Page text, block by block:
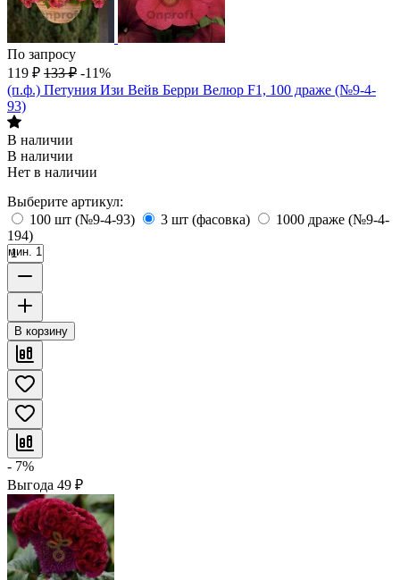
По запросу
119 ₽ 133 ₽ -11%
(п.ф.) Петуния Изи Вейв Берри Велюр F1, 100 драже (№9-4-
93)
В наличии
В наличии
Нет в наличии
Выберите артикул:
100 шт (№9-4-93)
3 шт (фасовка)
1000 драже (№9-4-
194)
мин. 1
В корзину
- 7%
Выгода 49 ₽